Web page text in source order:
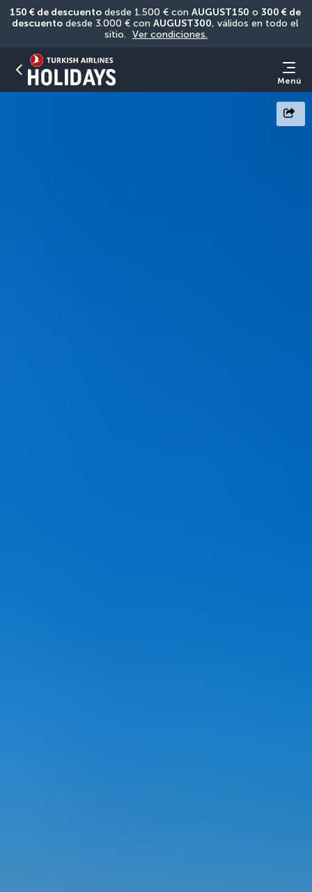
150 € de descuento desde 1.500 € con AUGUST150 o 300 € de
descuento desde 3.000 € con AUGUST300, válidos en todo el
sitio. Ver condiciones.
Menú